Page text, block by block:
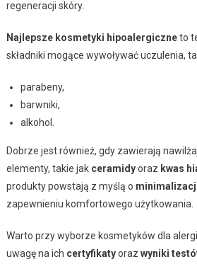
regeneracji skóry.
Najlepsze kosmetyki hipoalergiczneto
składniki mogące wywoływać uczulenia,
parabeny,
barwniki,
alkohol.
Dobrze jest również, gdy zawierają
elementy, takie jak ceramidyoraz kwas
produkty powstają z myślą o
zapewnieniu komfortowego użytkowania.
Warto przy wyborze kosmetyków dla
uwagę na ich certyfikatyoraz wyniki